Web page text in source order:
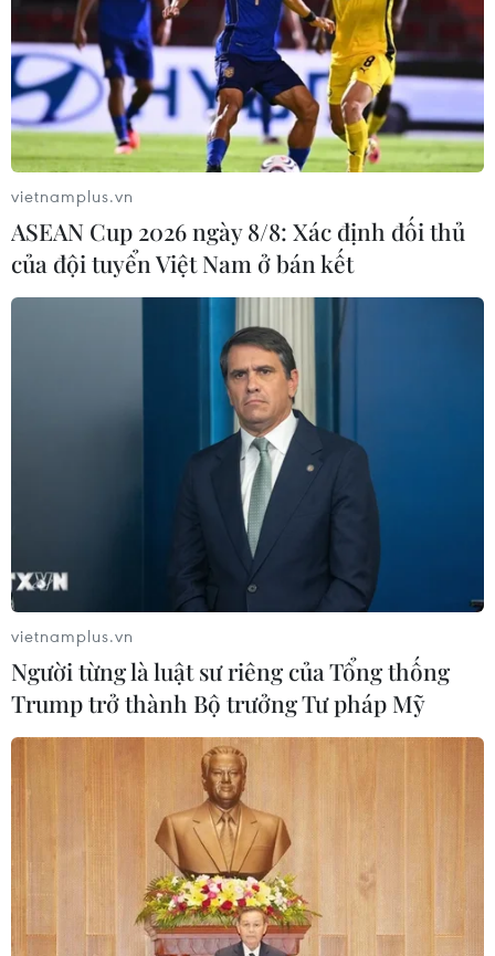
vietnamplus.vn
ASEAN Cup 2026 ngày 8/8: Xác định đối thủ
của đội tuyển Việt Nam ở bán kết
vietnamplus.vn
Người từng là luật sư riêng của Tổng thống
Trump trở thành Bộ trưởng Tư pháp Mỹ